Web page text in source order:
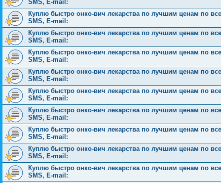
SMS, E-mail:
Куплю быстро онко-вич лекарства по лучшим ценам по
SMS, E-mail:
Куплю быстро онко-вич лекарства по лучшим ценам по
SMS, E-mail:
Куплю быстро онко-вич лекарства по лучшим ценам по
SMS, E-mail:
Куплю быстро онко-вич лекарства по лучшим ценам по
SMS, E-mail:
Куплю быстро онко-вич лекарства по лучшим ценам по
SMS, E-mail:
Куплю быстро онко-вич лекарства по лучшим ценам по
SMS, E-mail:
Куплю быстро онко-вич лекарства по лучшим ценам по
SMS, E-mail:
Куплю быстро онко-вич лекарства по лучшим ценам по
SMS, E-mail:
Куплю быстро онко-вич лекарства по лучшим ценам по
SMS, E-mail: